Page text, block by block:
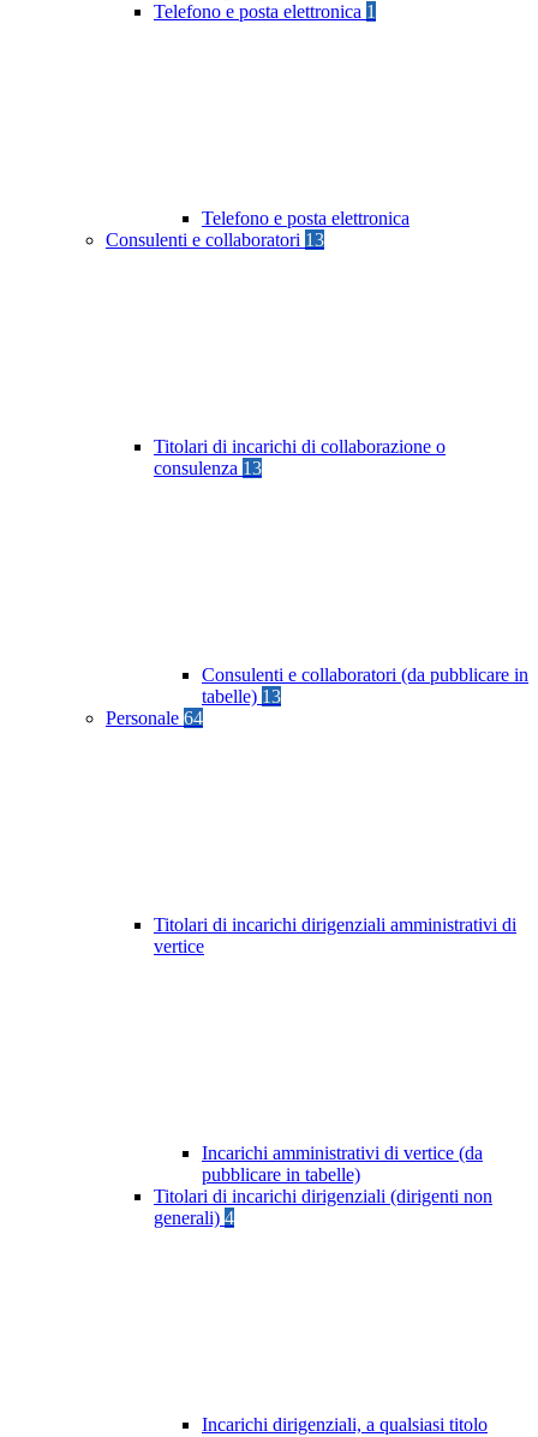
Telefono e posta elettronica 1
Telefono e posta elettronica
Consulenti e collaboratori 13
Titolari di incarichi di collaborazione o
consulenza 13
Consulenti e collaboratori (da pubblicare in
tabelle) 13
Personale 64
Titolari di incarichi dirigenziali amministrativi di
vertice
Incarichi amministrativi di vertice (da
pubblicare in tabelle)
Titolari di incarichi dirigenziali (dirigenti non
generali) 4
Incarichi dirigenziali, a qualsiasi titolo